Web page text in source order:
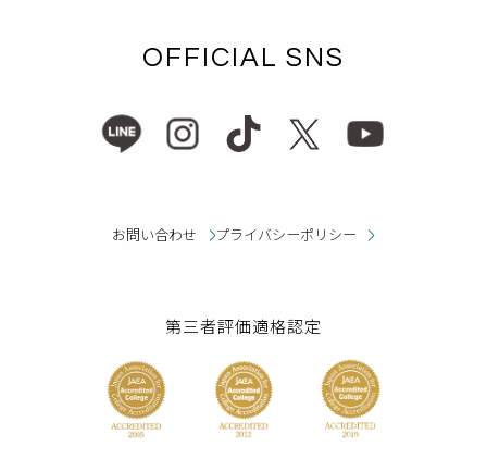
OFFICIAL SNS
お問い合わせ プライバシーポリシー
第三者評価適格認定